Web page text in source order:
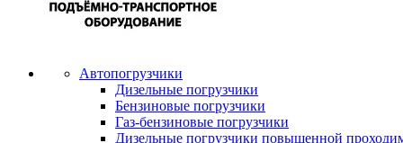
Автопогрузчики
Дизельные погрузчики
Бензиновые погрузчики
Газ-бензиновые погрузчики
Дизельные погрузчики повышенной